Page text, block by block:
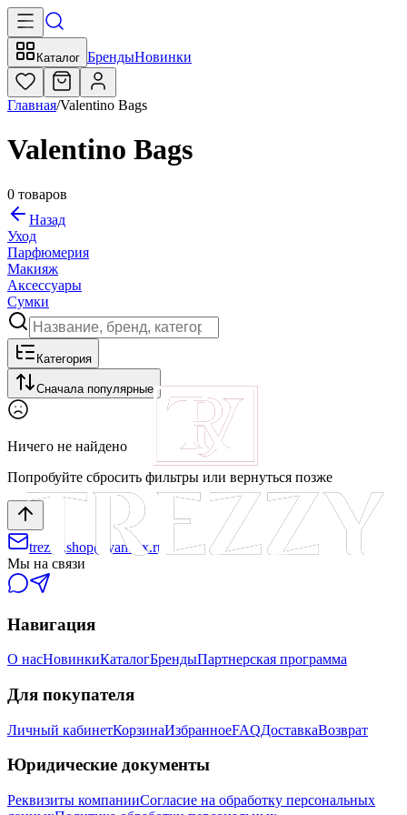
Каталог БрендыНовинки
Главная/Valentino Bags
Valentino Bags
0 товаров
Назад
Уход
Парфюмерия
Макияж
Аксессуары
Сумки
Категория
Сначала популярные
Ничего не найдено
Попробуйте сбросить фильтры или вернуться позже
trezzy.shop@yandex.ru
Мы на связи
Навигация
О насНовинкиКаталогБрендыПартнерская программа
Для покупателя
Личный кабинетКорзинаИзбранноеFAQДоставкаВозврат
Юридические документы
Реквизиты компанииСогласие на обработку персональных